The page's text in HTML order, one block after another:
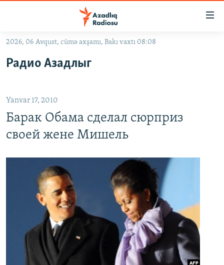
Əsas
qayıt
qayıt
Axtarışa
#İZAHLA
FƏRQƏ BAX
MULTIMEDIA
FOTOQALEREYA
İNFOQRAFIKA
KARIKATURA
RADIO ARXIV
AZƏRBAYCAN ƏDƏBIYYATI KITABXANASI
İSLAM VƏ DEMOKRATIYA
HAQQIMIZDA
MISSIYAMIZ
PEŞƏ ETIKASI VƏ JURNALISTIKA STANDARTLARIMIZ
2026, 06 Avqust, cümə axşamı, Bakı vaxtı 08:08
Радио Азадлыг
Yanvar 17, 2010
Барак Обама сделал сюрприз
своей жене Мишель